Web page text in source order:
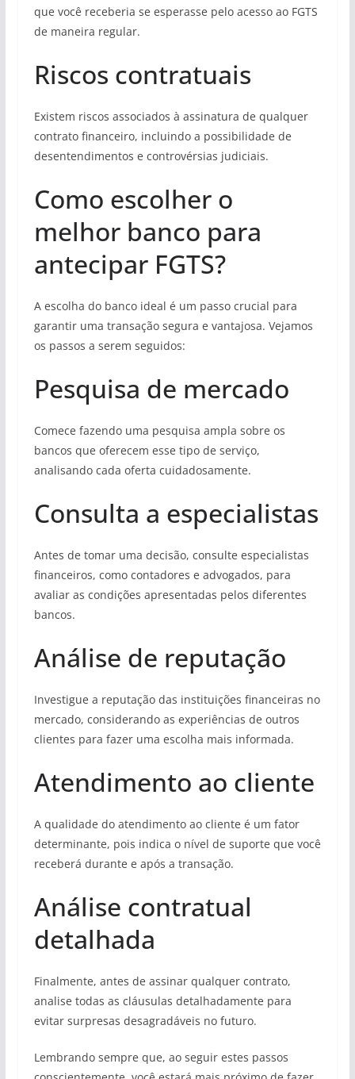
que você receberia se esperasse pelo acesso ao FGTS
de maneira regular.
Riscos contratuais
Existem riscos associados à assinatura de qualquer
contrato financeiro, incluindo a possibilidade de
desentendimentos e controvérsias judiciais.
Como escolher o
melhor banco para
antecipar FGTS?
A escolha do banco ideal é um passo crucial para
garantir uma transação segura e vantajosa. Vejamos
os passos a serem seguidos:
Pesquisa de mercado
Comece fazendo uma pesquisa ampla sobre os
bancos que oferecem esse tipo de serviço,
analisando cada oferta cuidadosamente.
Consulta a especialistas
Antes de tomar uma decisão, consulte especialistas
financeiros, como contadores e advogados, para
avaliar as condições apresentadas pelos diferentes
bancos.
Análise de reputação
Investigue a reputação das instituições financeiras no
mercado, considerando as experiências de outros
clientes para fazer uma escolha mais informada.
Atendimento ao cliente
A qualidade do atendimento ao cliente é um fator
determinante, pois indica o nível de suporte que você
receberá durante e após a transação.
Análise contratual
detalhada
Finalmente, antes de assinar qualquer contrato,
analise todas as cláusulas detalhadamente para
evitar surpresas desagradáveis no futuro.
Lembrando sempre que, ao seguir estes passos